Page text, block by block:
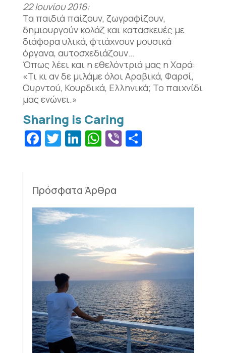
22 Ιουνίου 2016:
Τα παιδιά παίζουν, ζωγραφίζουν,
δημιουργούν κολάζ και κατασκευές με
διάφορα υλικά, φτιάχνουν μουσικά
όργανα, αυτοσχεδιάζουν…
Όπως λέει και η εθελόντριά μας η Χαρά:
«Τι κι αν δε μιλάμε όλοι Αραβικά, Φαρσί,
Ουρντού, Κουρδικά, Ελληνικά; Το παιχνίδι
μας ενώνει.»
Facebook
Twitter
LinkedIn
WhatsApp
Viber
Πρόσφατα Άρθρα